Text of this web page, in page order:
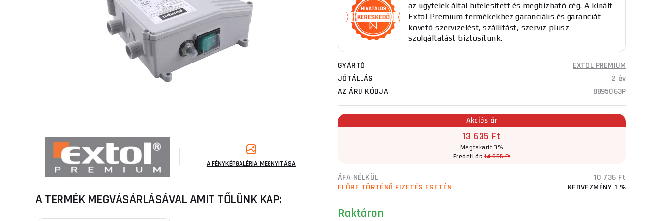
A FÉNYKÉPGALÉRIA MEGNYITÁSA
A TERMÉK MEGVÁSÁRLÁSÁVAL AMIT TŐLÜNK KAP:
az ügyfelek által hitelesített és megbízható cég. A kínált
Extol Premium termékekhez garanciális és garanciát
követő szervizelést, szállítást, szerviz plusz
szolgáltatást biztosítunk.
GYÁRTÓ
EXTOL PREMIUM
JÓTÁLLÁS
2 év
AZ ÁRU KÓDJA
8895063P
Akciós ár
13 635 Ft
Megtakarít 3%
Eredeti ár:14 055 Ft
ÁFA NÉLKÜL
10 736 Ft
ELŐRE TÖRTÉNŐ FIZETÉS ESETÉN
KEDVEZMÉNY 1 %
Raktáron